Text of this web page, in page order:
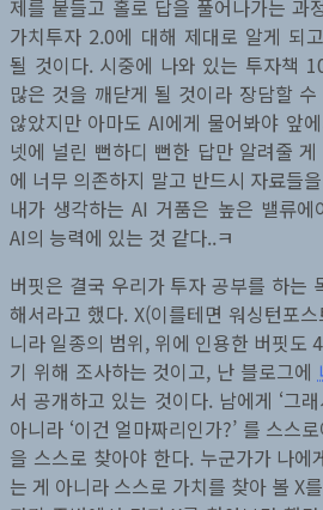
제를 붙들고 홀로 답을 풀어나가는 과
가치투자 2.0에 대해 제대로 알게 되
될 것이다. 시중에 나와 있는 투자책
많은 것을 깨닫게 될 것이라 장담할
않았지만 아마도 AI에게 물어봐야 앞
넷에 널린 뻔하디 뻔한 답만 알려줄
에 너무 의존하지 말고 반드시 자료들
내가 생각하는 AI 거품은 높은 밸류에
AI의 능력에 있는 것 같다..ㅋ
버핏은 결국 우리가 투자 공부를 하는
해서라고 했다. X(이를테면 워싱턴포
니라 일종의 범위, 위에 인용한 버핏도
기 위해 조사하는 것이고, 난 블로그에
서 공개하고 있는 것이다. 남에게 ‘그
아니라 ‘이건 얼마짜리인가?’ 를 스스
을 스스로 찾아야 한다. 누군가가 나에
는 게 아니라 스스로 가치를 찾아 볼 X